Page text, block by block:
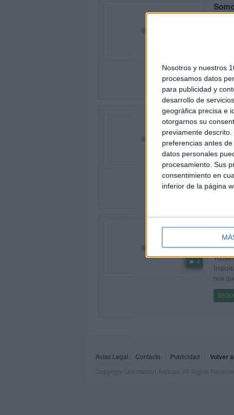
Nosotros y nuestros
procesamos datos
para publicidad y
desarrollo de servicios.
geográfica precisa e
otorgarnos su
previamente
preferencias antes
datos personales
procesamiento. Sus
consentimiento en
inferior de la página
Hoy
9
III
La
4
nos
Aviso Legal Contacto Publicidad Volver
Copyright Orientacion Andujar. All Rights